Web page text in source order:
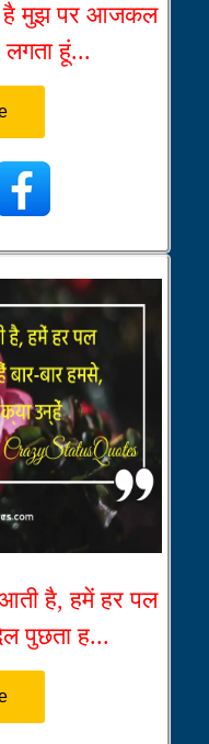
है मुझ पर आजकल
लगता हूं...
है, हमें हर पल
पुछता ह...